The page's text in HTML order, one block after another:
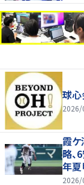
球心
2026/
霞ケ
略、
年夏